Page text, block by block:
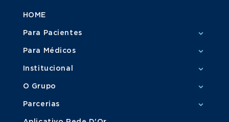
HOME
Para Pacientes
Para Médicos
Institucional
O Grupo
Parcerias